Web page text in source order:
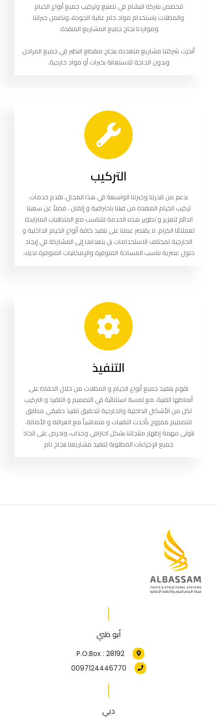
تتخصص شركة البسّام في تصنيع وتركيب جميع أنواع الخيام
والمظلات باستخدام مواد خام عالية الجودة، وتضمن خبراتنا
ومواردنا نجاح جميع المشاريع المنفذة.
أنجزت شركتنا مشاريع متعددة بنجاح منقطع النظير في جميع المراحل
وبدون الحاجة للاستعانة بخبرات أو مواد خارجية.
التركيب
بدعم من قدرتنا وخبرتنا الواسعة في هذا المجال، نقدم خدمات
تركيب الخيام المنفذة من قبلنا باحترافية و إتقان . فضلاً عن سعينا
الدائم لتعزيز و تطوير هذه الخدمة لتتناسب مع المتطلبات المتزايدة
لعملائنا الكرام. لا يقتصر عملنا على تنفيذ كافة أنواع الخيام الداخلية و
الخارجية لمختلف الاستخدامات بل يتعداها إلى المشاركة في إيجاد
حلول عصرية تناسب المساحة المتوفرة والإمكانيات المتوفرة لديك.
التنفيذ
نقوم بتنفيذ جميع أنواع الخيام و المظلات من خلال الحفاظ على
أنماطها الفنية، مع لمسة استثنائية في التصميم و التنفيذ و التركيب
لكل من الأشكال الداخلية والخارجية لتحقيق تنفيذ حقيقي مطابق
للتصميم ممزوج بأحدث التقنيات و متماشياً مع العراقة و الأصالة.
نتولى مهمة إظهار منتجاتنا بشكل احترافي وجذاب، ونحرص على اتخاذ
جميع الإجراءات المطلوبة لتنفيذ مشاريعنا بنجاح تام
أبو ظبي
دبي